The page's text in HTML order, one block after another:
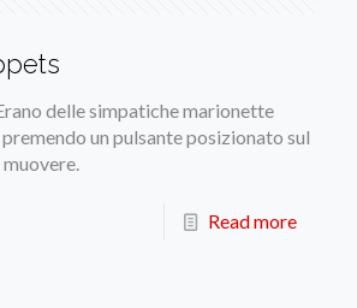
delle simpatiche marionette
un pulsante posizionato sul
Read more